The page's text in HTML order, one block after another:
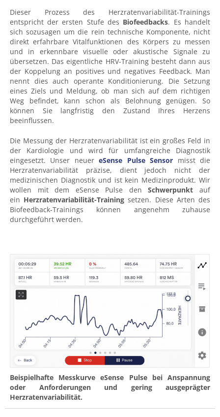
Dieser Prozess des Herzratenvariabilität-Trainings
entspricht der ersten Stufe des Biofeedbacks. Es handelt
sich sozusagen um die rein technische Komponente, nicht
direkt erfahrbare Vitalfunktionen des Körpers zu messen
und in erkennbare visuelle oder akustische Signale zu
übersetzen. Das eigentliche HRV-Training besteht dann aus
der Koppelung an positives und negatives Feedback. Man
nennt dies auch operante Konditionierung. Die Setzung
eines Ziels und Meldung, ob man sich auf dem richtigen
Weg befindet, kann schon als Belohnung genügen. So
können Sie langfristig den Zustand Ihres Herzens
beeinflussen.
Die Messung der Herzratenvariabilität ist ein großes Feld in
der Kardiologie und wird für umfangreiche Diagnostik
eingesetzt. Unser neuer eSense Pulse Sensor misst die
Herzratenvariabilität präzise, dient jedoch nicht der
medizinischen Diagnostik und ist kein Medizinprodukt. Wir
wollen mit dem eSense Pulse den Schwerpunkt auf
ein Herzratenvariabilität-Training setzen. Diese Arten des
Biofeedback-Trainings können angenehm zuhause
durchgeführt werden.
Beispielhafte Messkurve eSense Pulse bei Anspannung
oder Anforderungen und gering ausgeprägter
Herzratenvariabilität.